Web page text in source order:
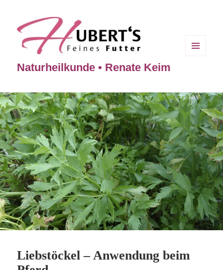
Naturheilkunde • Renate Keim
Liebstöckel – Anwendung beim